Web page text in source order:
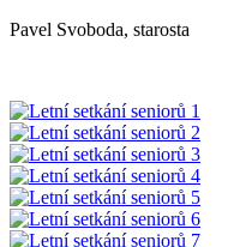
Pavel Svoboda, starosta